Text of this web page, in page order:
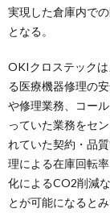
実現した倉庫内で
となる。
OKIクロステック
る医療機器修理の
や修理業務、コー
っていた業務をセ
れていた契約・品
理による在庫回転
化によるCO2削減
とが可能になるとみ